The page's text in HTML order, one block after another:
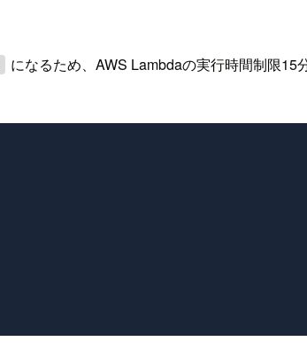
になるため、AWS Lambdaの実行時間制限15